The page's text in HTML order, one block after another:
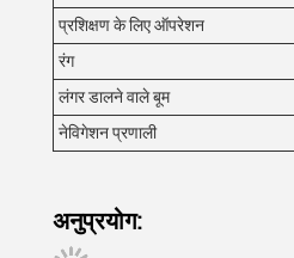
प्रशिक्षण के लिए ऑपरेशन
रंग
लंगर डालने वाले बूम
नेविगेशन प्रणाली
अनुप्रयोग: